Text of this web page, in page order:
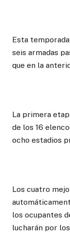
Esta
seis armadas
que en la
La primera
de los 16
ocho estadios
Los cuatro
los ocupantes
lucharán por